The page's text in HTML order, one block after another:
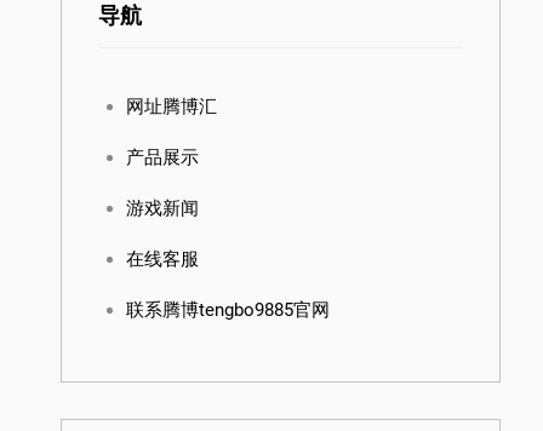
导航
网址腾博汇
产品展示
游戏新闻
在线客服
联系腾博tengbo9885官网